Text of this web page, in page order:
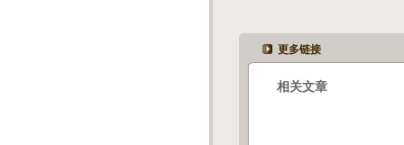
更多链接
相关文章